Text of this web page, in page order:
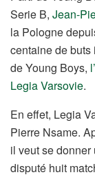
Serie B, Jean-
la Pologne
centaine de
de Young Boys,
Legia Varsovie.
En effet, Legia
Pierre Nsame.
il veut se donner
disputé huit